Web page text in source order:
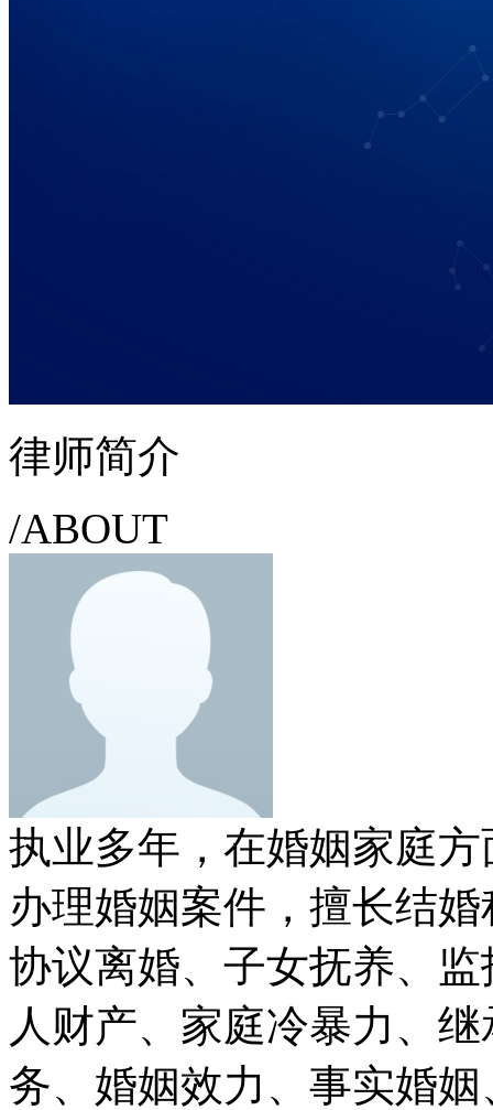
律师简介
/ABOUT
执业多年，在婚姻家庭
办理婚姻案件，擅长结
协议离婚、子女抚养、
人财产、家庭冷暴力、
务、婚姻效力、事实婚